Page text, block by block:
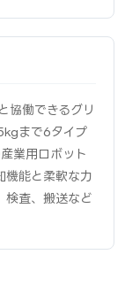
協働できるグリ
まで6タイプ
業用ロボット
機能と柔軟な力
検査、搬送など